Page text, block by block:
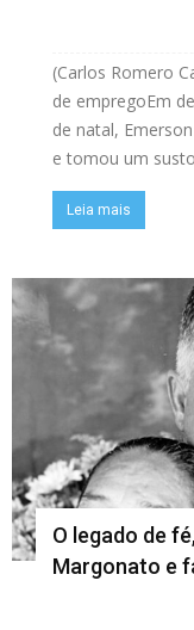
(Carlos Romero
de empregoEm
de natal,
e tomou um
Leia mais
O legado de
Margonato e